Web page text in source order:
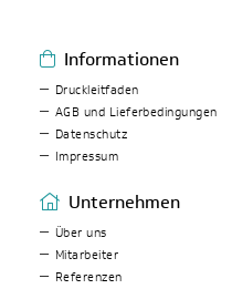
Informationen
Druckleitfaden
AGB und Lieferbedingungen
Datenschutz
Impressum
Unternehmen
Über uns
Mitarbeiter
Referenzen